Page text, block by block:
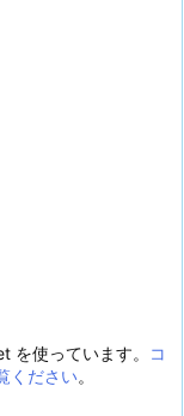
を使っています。
コ
ください。